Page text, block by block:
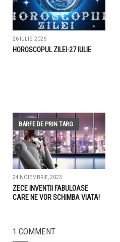
26 IULIE, 2026
HOROSCOPUL ZILEI-27 IULIE
BARFE DE PRIN TARG
24 NOIEMBRIE, 2023
ZECE INVENTII FABULOASE
CARE NE VOR SCHIMBA VIATA!
1 COMMENT